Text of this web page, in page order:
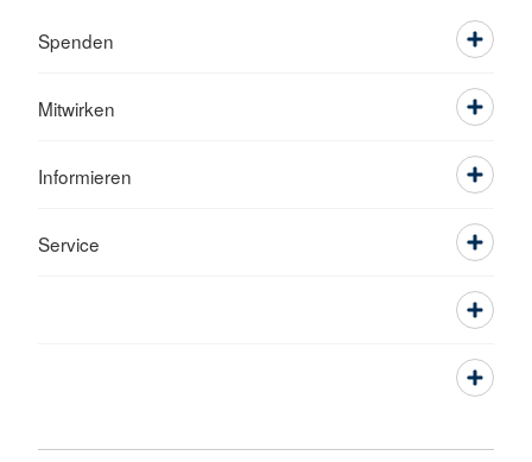
Spenden
Mitwirken
Informieren
Service